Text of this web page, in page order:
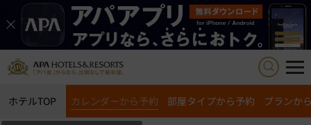
ホテルTOP カレンダーから予約 部屋タイプから予約 プランか